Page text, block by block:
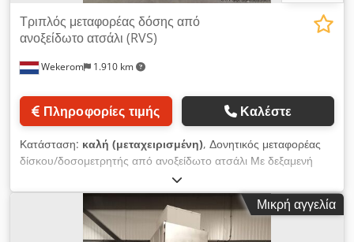
Wekerom 1.910 km
Τριπλός μεταφορέας δόσης από
ανοξείδωτο ατσάλι (RVS)
Πληροφορίες τιμής Καλέστε
Κατάσταση: καλή (μεταχειρισμένη), Δονητικός μεταφορέας
δίσκου/δοσομετρητής από ανοξείδωτο ατσάλι Με δεξαμενή
αποθήκευσης Εντελώς από ανοξείδωτο ατσάλι Dcjdpewyf
Rnefx Aitok Με σκάλα για το γέμισμα της δεξαμενής Δείτε και
τις άλλες αγγελίες μας
Μικρή αγγελία